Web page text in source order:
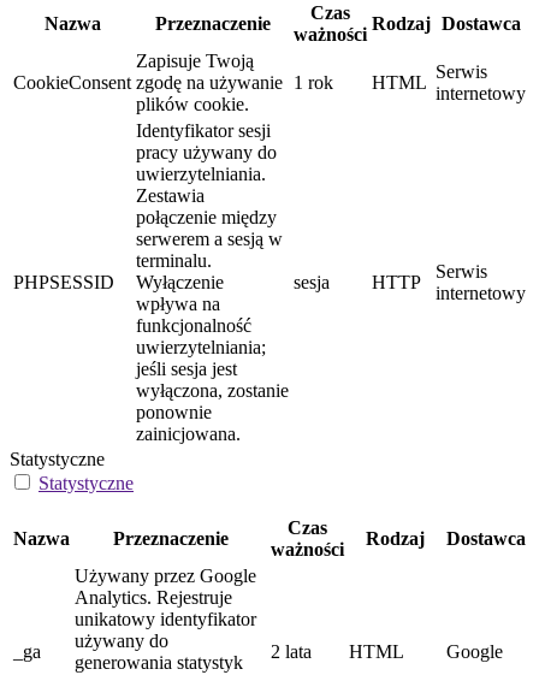
Nazwa Przeznaczenie
Czas
ważności
Rodzaj Dostawca
CookieConsent
Zapisuje Twoją
zgodę na używanie
plików cookie.
1 rok HTML
Serwis
internetowy
PHPSESSID
Identyfikator sesji
pracy używany do
uwierzytelniania.
Zestawia
połączenie między
serwerem a sesją w
terminalu.
Wyłączenie
wpływa na
funkcjonalność
uwierzytelniania;
jeśli sesja jest
wyłączona, zostanie
ponownie
zainicjowana.
sesja HTTP
Serwis
internetowy
Statystyczne
Statystyczne
Nazwa Przeznaczenie
Czas
ważności
Rodzaj Dostawca
_ga
Używany przez Google
Analytics. Rejestruje
unikatowy identyfikator
używany do
generowania statystyk
2 lata HTML Google